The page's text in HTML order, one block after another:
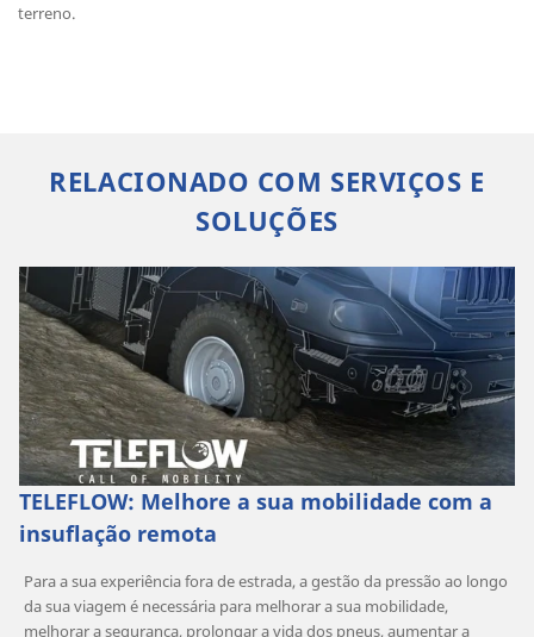
terreno.
RELACIONADO COM SERVIÇOS E
SOLUÇÕES
TELEFLOW: Melhore a sua mobilidade com a
insuflação remota
Para a sua experiência fora de estrada, a gestão da pressão ao longo
da sua viagem é necessária para melhorar a sua mobilidade,
melhorar a segurança, prolongar a vida dos pneus, aumentar a